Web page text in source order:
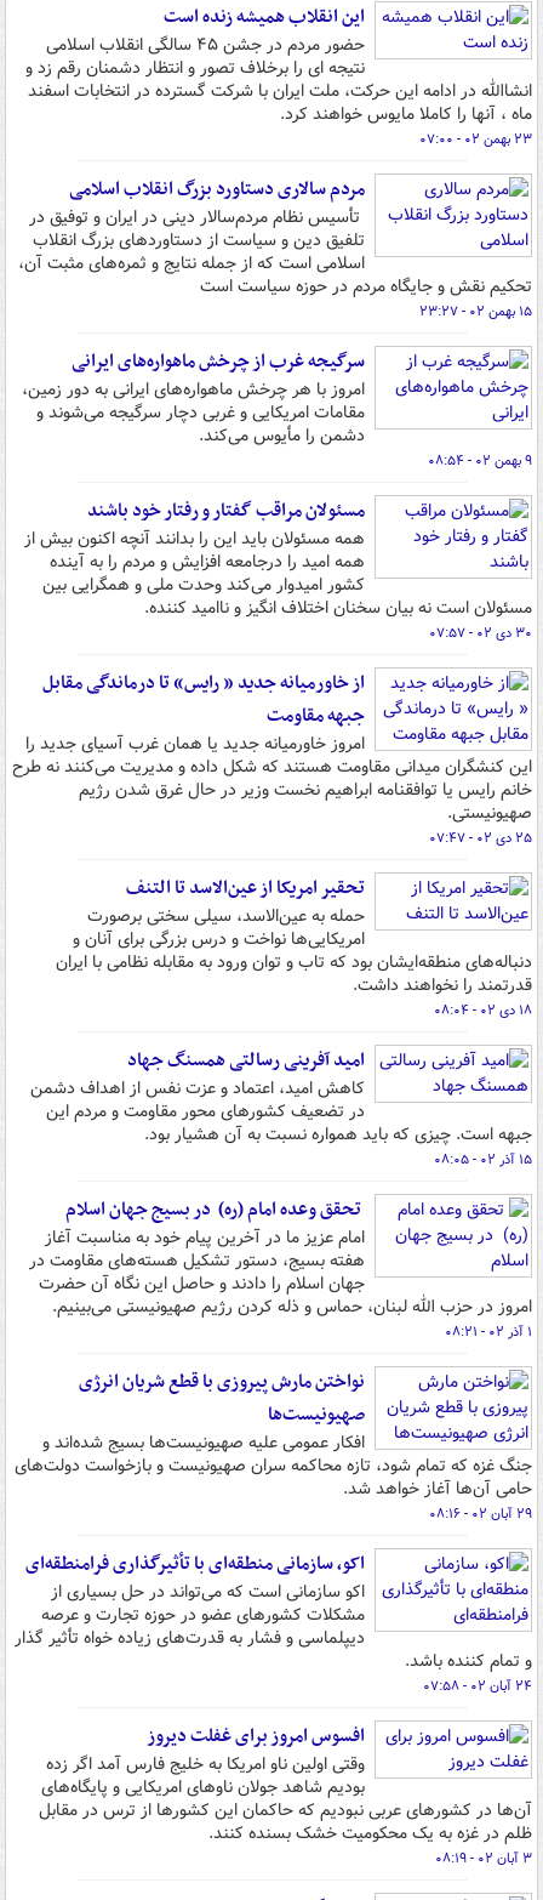
این انقلاب همیشه زنده است
حضور مردم در جشن ۴۵ سالگی انقلاب اسلامی
نتیجه ای را برخلاف تصور و انتظار دشمنان رقم زد و
انشاالله در ادامه این حرکت، ملت ایران با شرکت گسترده در انتخابات اسفند
ماه ، آنها را کاملا مایوس خواهند کرد.
۲۳ بهمن ۰۲ - ۰۷:۰۰
مردم سالاری دستاورد بزرگ انقلاب اسلامی
تأسیس نظام مردم‌سالار دینی در ایران و توفیق در
تلفیق دین و سیاست از دستاوردهای بزرگ انقلاب
اسلامی است که از جمله نتایج و ثمره‌های مثبت آن،
تحکیم نقش و جایگاه مردم در حوزه سیاست است
۱۵ بهمن ۰۲ - ۲۳:۲۷
سرگیجه غرب از چرخش ماهواره‌های ایرانی
امروز با هر چرخش ماهواره‌های ایرانی به دور زمین،
مقامات امریکایی و غربی دچار سرگیجه می‌شوند و
دشمن را مأیوس می‌کند.
۹ بهمن ۰۲ - ۰۸:۵۴
مسئولان مراقب گفتار و رفتار خود باشند
همه مسئولان باید این را بدانند آنچه اکنون بیش از
همه امید را درجامعه افزایش و مردم را به آینده
کشور امیدوار می‌کند وحدت ملی و همگرایی بین
مسئولان است نه بیان سخنان اختلاف انگیز و ناامید کننده.
۳۰ دی ۰۲ - ۰۷:۵۷
از خاورمیانه جدید « رایس» تا درماندگی مقابل
جبهه مقاومت
امروز خاورمیانه جدید یا همان غرب آسیای جدید را
این کنشگران میدانی مقاومت هستند که شکل داده و مدیریت می‌کنند نه طرح
خانم رایس یا توافقنامه ابراهیم نخست وزیر در حال غرق شدن رژیم
صهیونیستی.
۲۵ دی ۰۲ - ۰۷:۴۷
تحقیر امریکا از عین‌الاسد تا التنف
حمله به عین‌الاسد، سیلی سختی برصورت
امریکایی‌ها نواخت و درس بزرگی برای آنان و
دنباله‌های منطقه‌ایشان بود که تاب و توان ورود به مقابله نظامی با ایران
قدرتمند را نخواهند داشت.
۱۸ دی ۰۲ - ۰۸:۰۴
امید آفرینی رسالتی همسنگ جهاد
کاهش امید، اعتماد و عزت نفس از اهداف دشمن
در تضعیف کشورهای محور مقاومت و مردم این
جبهه است. چیزی که باید همواره نسبت به آن هشیار بود.
۱۵ آذر ۰۲ - ۰۸:۰۵
تحقق وعده امام (ره) در بسیج جهان اسلام
امام عزیز ما در آخرین پیام خود به مناسبت آغاز
هفته بسیج، دستور تشکیل هسته‌های مقاومت در
جهان اسلام را دادند و حاصل این نگاه آن حضرت
امروز در حزب الله لبنان، حماس و ذله کردن رژیم صهیونیستی می‌بینیم.
۱ آذر ۰۲ - ۰۸:۲۱
نواختن مارش پیروزی با قطع شریان انرژی
صهیونیست‌ها
افکار عمومی علیه صهیونیست‌ها بسیج شده‌اند و
جنگ غزه که تمام شود، تازه محاکمه سران صهیونیست و بازخواست دولت‌های
حامی آن‌ها آغاز خواهد شد.
۲۹ آبان ۰۲ - ۰۸:۱۶
اکو، سازمانی منطقه‌ای با تأثیرگذاری فرامنطقه‌ای
اکو سازمانی است که می‌تواند در حل بسیاری از
مشکلات کشورهای عضو در حوزه تجارت و عرصه
دیپلماسی و فشار به قدرت‌های زیاده خواه تأثیر گذار
و تمام کننده باشد.
۲۴ آبان ۰۲ - ۰۷:۵۸
افسوس امروز برای غفلت دیروز
وقتی اولین ناو امریکا به خلیج فارس آمد اگر زده
بودیم شاهد جولان ناوهای امریکایی و پایگاه‌های
آن‌ها در کشورهای عربی نبودیم که حاکمان این کشورها از ترس در مقابل
ظلم در غزه به یک محکومیت خشک بسنده کنند.
۳ آبان ۰۲ - ۰۸:۱۹